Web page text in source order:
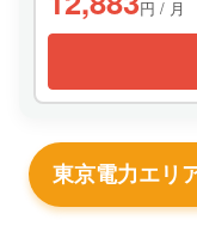
円 / 月
東京電力エリ